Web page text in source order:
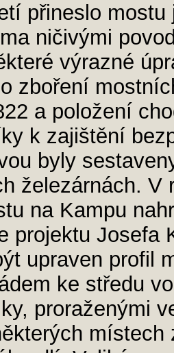
přineslo
ničivými
výrazné
zboření
a položení
k zajištění
byly
železárnách.
na Kampu
projektu Josefa
upraven profil
ke středu
proraženými